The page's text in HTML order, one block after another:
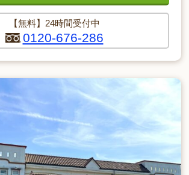
【無料】24時間受付中
0120-676-286